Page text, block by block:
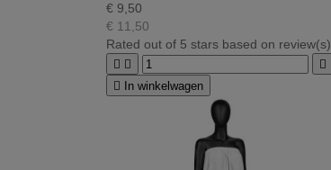
€ 9,50
€ 11,50
Rated out of 5 stars based on review(s)
  

In winkelwagen